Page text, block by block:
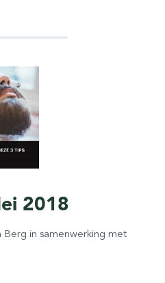
2018
Berg in samenwerking met